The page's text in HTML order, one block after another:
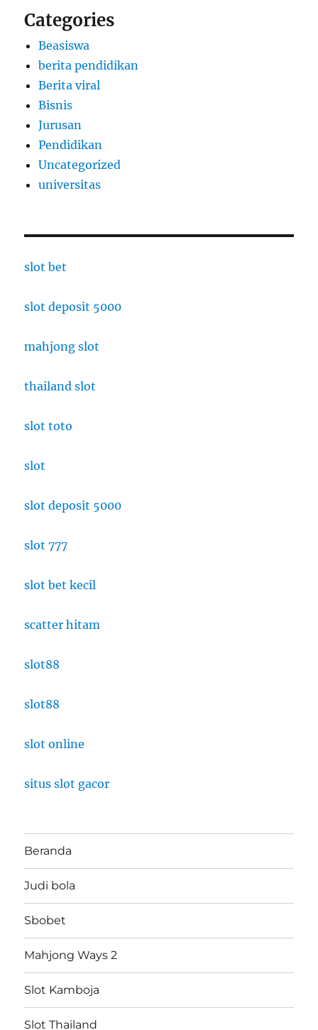
Categories
Beasiswa
berita pendidikan
Berita viral
Bisnis
Jurusan
Pendidikan
Uncategorized
universitas
slot bet
slot deposit 5000
mahjong slot
thailand slot
slot toto
slot
slot deposit 5000
slot 777
slot bet kecil
scatter hitam
slot88
slot88
slot online
situs slot gacor
Beranda
Judi bola
Sbobet
Mahjong Ways 2
Slot Kamboja
Slot Thailand